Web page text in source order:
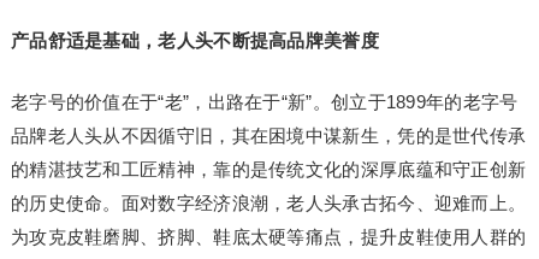
产品舒适是基础，老人头不断提高品牌美誉度
老字号的价值在于“老”，出路在于“新”。创立于1899年的老字号
品牌老人头从不因循守旧，其在困境中谋新生，凭的是世代传承
的精湛技艺和工匠精神，靠的是传统文化的深厚底蕴和守正创新
的历史使命。面对数字经济浪潮，老人头承古拓今、迎难而上。
为攻克皮鞋磨脚、挤脚、鞋底太硬等痛点，提升皮鞋使用人群的